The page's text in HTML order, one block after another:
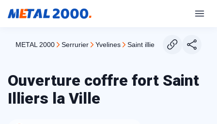
METAL 2000 serrurier yvelines saint illiers la ville
Ouverture coffre fort Saint
Illiers la Ville